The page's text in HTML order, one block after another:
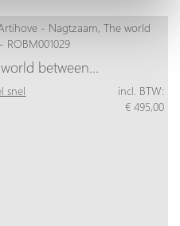
between…
snel
incl. BTW:
€ 495,00